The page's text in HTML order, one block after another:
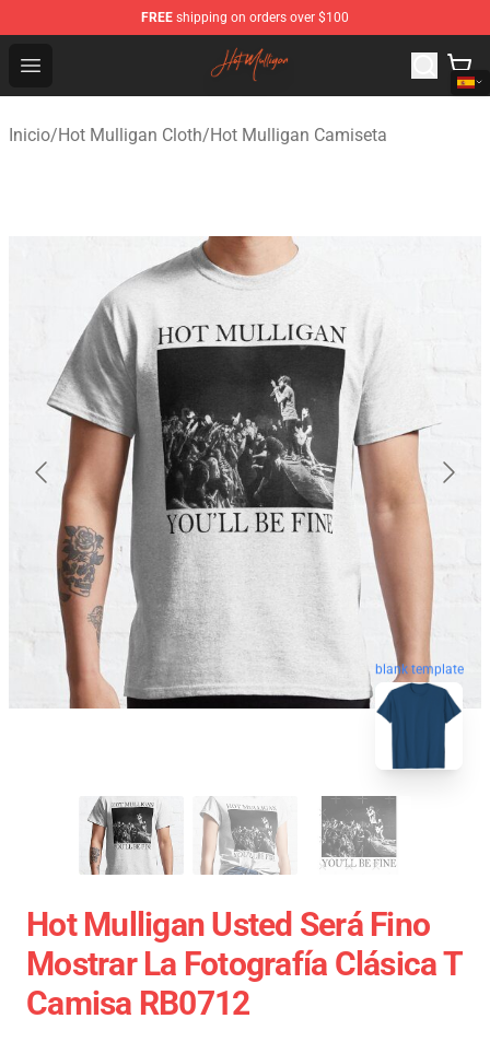
FREE shipping on orders over $100
Open menu
Hot Mulligan Shop - Official Hot Mulligan Merchandise
Inicio/Hot Mulligan Cloth/Hot Mulligan Camiseta
blank template
Hot Mulligan Usted Será Fino
Mostrar La Fotografía Clásica T
Camisa RB0712